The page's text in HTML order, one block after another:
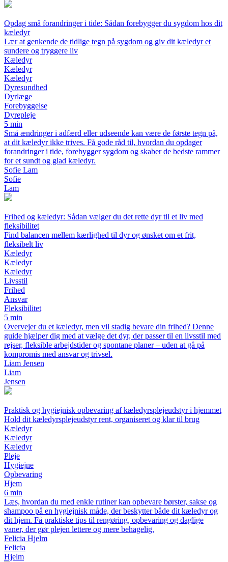
Opdag små forandringer i tide: Sådan forebygger du sygdom hos dit
kæledyr
Lær at genkende de tidlige tegn på sygdom og giv dit kæledyr et
sundere og tryggere liv
Kæledyr
Kæledyr
Kæledyr
Dyresundhed
Dyrlæge
Forebyggelse
Dyrepleje
5 min
Små ændringer i adfærd eller udseende kan være de første tegn på,
at dit kæledyr ikke trives. Få gode råd til, hvordan du opdager
forandringer i tide, forebygger sygdom og skaber de bedste rammer
for et sundt og glad kæledyr.
Sofie Lam
Sofie
Lam
Frihed og kæledyr: Sådan vælger du det rette dyr til et liv med
fleksibilitet
Find balancen mellem kærlighed til dyr og ønsket om et frit,
fleksibelt liv
Kæledyr
Kæledyr
Kæledyr
Livsstil
Frihed
Ansvar
Fleksibilitet
5 min
Overvejer du et kæledyr, men vil stadig bevare din frihed? Denne
guide hjælper dig med at vælge det dyr, der passer til en livsstil med
rejser, fleksible arbejdstider og spontane planer – uden at gå på
kompromis med ansvar og trivsel.
Liam Jensen
Liam
Jensen
Praktisk og hygiejnisk opbevaring af kæledyrsplejeudstyr i hjemmet
Hold dit kæledyrsplejeudstyr rent, organiseret og klar til brug
Kæledyr
Kæledyr
Kæledyr
Pleje
Hygiejne
Opbevaring
Hjem
6 min
Læs, hvordan du med enkle rutiner kan opbevare børster, sakse og
shampoo på en hygiejnisk måde, der beskytter både dit kæledyr og
dit hjem. Få praktiske tips til rengøring, opbevaring og daglige
vaner, der gør plejen lettere og mere behagelig.
Felicia Hjelm
Felicia
Hjelm